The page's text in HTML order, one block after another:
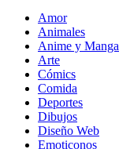
Amor
Animales
Anime y Manga
Arte
Cómics
Comida
Deportes
Dibujos
Diseño Web
Emoticonos